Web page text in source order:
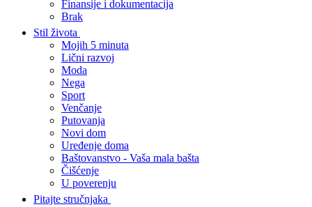
Finansije i dokumentacija
Brak
Stil života
Mojih 5 minuta
Lični razvoj
Moda
Nega
Sport
Venčanje
Putovanja
Novi dom
Uređenje doma
Baštovanstvo - Vaša mala bašta
Čišćenje
U poverenju
Pitajte stručnjaka